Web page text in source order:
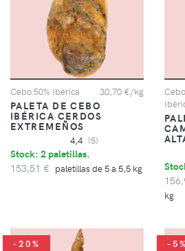
Cebo 50% Ibérica 30,70 €/kg
PALETA DE CEBO
IBÉRICA CERDOS
EXTREMEÑOS
4,4 (5)
Stock: 2 paletillas.
153,51 € paletillas de 5 a 5,5 kg
kg
-20% -5%